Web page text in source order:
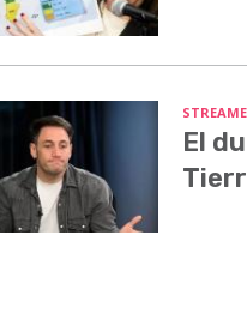
El